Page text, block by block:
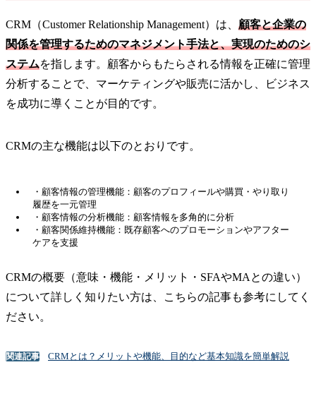
CRM（Customer Relationship Management）は、 顧客と企業の
関係を管理するためのマネジメント手法と、実現のためのシ
ステムを指します。顧客からもたらされる情報を正確に管理
分析することで、マーケティングや販売に活かし、ビジネス
を成功に導くことが目的です。
CRMの主な機能は以下のとおりです。
・顧客情報の管理機能：顧客のプロフィールや購買・やり取り
履歴を一元管理
・顧客情報の分析機能：顧客情報を多角的に分析
・顧客関係維持機能：既存顧客へのプロモーションやアフター
ケアを支援
CRMの概要（意味・機能・メリット・SFAやMAとの違い）
について詳しく知りたい方は、こちらの記事も参考にしてく
ださい。
関連記事 CRMとは？メリットや機能、目的など基本知識を簡単解説